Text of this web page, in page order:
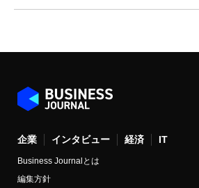
企業 インタビュー 経済 IT
Business Journalとは
編集方針